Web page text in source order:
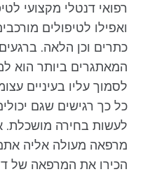
רפואי דנטלי מקצועי
ואפילו לטיפולים
כתרים וכן הלאה.
המאתגרים ביותר הוא
לסמוך עליו בעיניים
כל כך רגישים שגם
לעשות בחירה מושכלת.
מרפאה מעולה אליה
הכירו את המרפאה של ד"ר